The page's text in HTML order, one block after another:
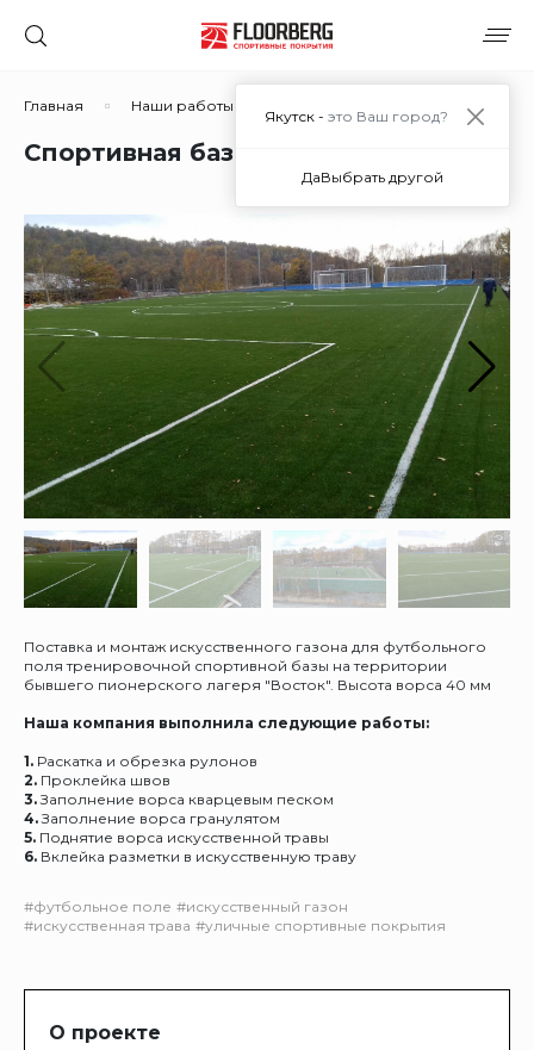
Главная Наши работы Спортивная база "Восток"
Спортивная база "Восток"
Поставка и монтаж искусственного газона для футбольного
поля тренировочной спортивной базы на территории
бывшего пионерского лагеря "Восток". Высота ворса 40 мм
Наша компания выполнила следующие работы:
1. Раскатка и обрезка рулонов
2. Проклейка швов
3.Заполнение ворса кварцевым песком
4.Заполнение ворса гранулятом
5. Поднятие ворса искусственной травы
6. Вклейка разметки в искусственную траву
#футбольное поле #искусственный газон
#искусственная трава #уличные спортивные покрытия
О проекте
Якутск - это Ваш город?
ДаВыбрать другой